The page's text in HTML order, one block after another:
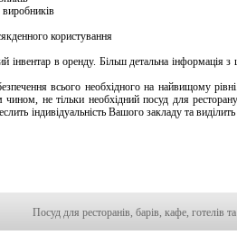
користування
в оренду. Більш детальна інформація з
всього необхідного на найвищому
не тільки необхідний посуд для
індивідуальність Вашого закладу та
Посуд для ресторанів, барів, кафе, готелів та